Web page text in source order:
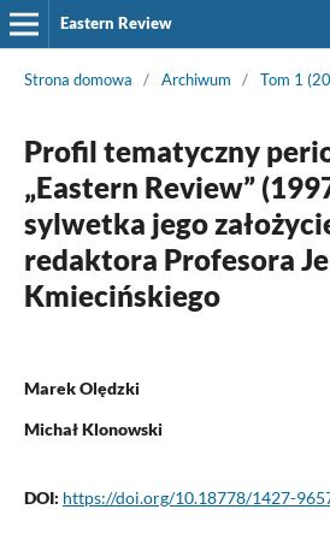
Eastern Review
Strona domowa / Archiwum / Tom 1
Profil tematyczny
„Eastern Review”
sylwetka jego
redaktora Profesora
Kmiecińskiego
Marek Olędzki
Michał Klonowski
DOI: https://doi.org/10.18778/1427-